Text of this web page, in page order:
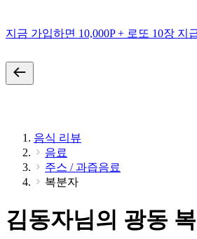
지금 가입하면 10,000P + 로또 10장 지
음식 리뷰
음료
주스 / 과즙음료
복분자
김동자님의 광동